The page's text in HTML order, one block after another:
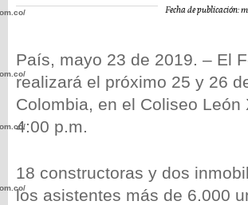
Fecha de publicación:
País, mayo 23 de 2019. – El
realizará el próximo 25 y 26
Colombia, en el Coliseo
4:00 p.m.
18 constructoras y dos
los asistentes más de 6.000
wp-
wp-
wp-
wp-